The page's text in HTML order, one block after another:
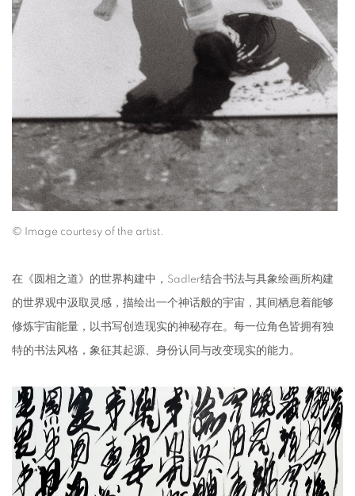
© Image courtesy of the artist.
在《圆相之道》的世界构建中，Sadler结合书法与具象绘画所构建
的世界观中汲取灵感，描绘出一个神话般的宇宙，其间栖息着能够
修炼宇宙能量，以书写创造现实的神秘存在。每一位角色皆拥有独
特的书法风格，象征其起源、身份认同与改变现实的能力。